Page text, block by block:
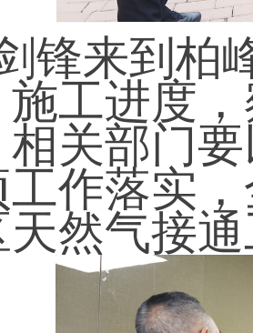
锋来到柏
工进度
关部门
工作落实
然气接